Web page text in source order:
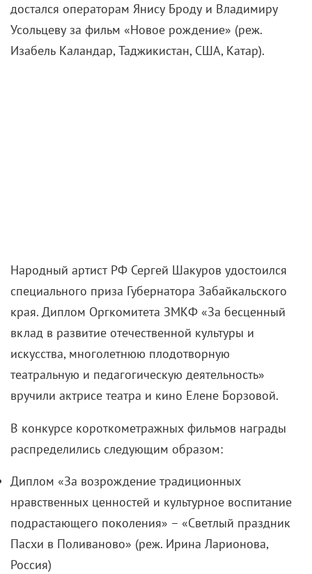
достался операторам Янису Броду и Владимиру
Усольцеву за фильм «Новое рождение» (реж.
Изабель Каландар, Таджикистан, США, Катар).
Народный артист РФ Сергей Шакуров удостоился
специального приза Губернатора Забайкальского
края. Диплом Оргкомитета ЗМКФ «За бесценный
вклад в развитие отечественной культуры и
искусства, многолетнюю плодотворную
театральную и педагогическую деятельность»
вручили актрисе театра и кино Елене Борзовой.
В конкурсе короткометражных фильмов награды
распределились следующим образом:
Диплом «За возрождение традиционных
нравственных ценностей и культурное воспитание
подрастающего поколения» – «Светлый праздник
Пасхи в Поливаново» (реж. Ирина Ларионова,
Россия)